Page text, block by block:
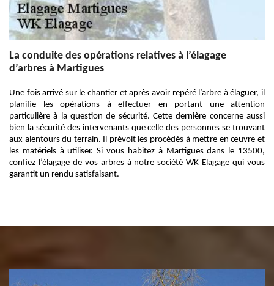
La conduite des opérations relatives à l’élagage
d’arbres à Martigues
Une fois arrivé sur le chantier et après avoir repéré l’arbre à élaguer, il
planifie les opérations à effectuer en portant une attention
particulière à la question de sécurité. Cette dernière concerne aussi
bien la sécurité des intervenants que celle des personnes se trouvant
aux alentours du terrain. Il prévoit les procédés à mettre en œuvre et
les matériels à utiliser. Si vous habitez à Martigues dans le 13500,
confiez l’élagage de vos arbres à notre société WK Elagage qui vous
garantit un rendu satisfaisant.